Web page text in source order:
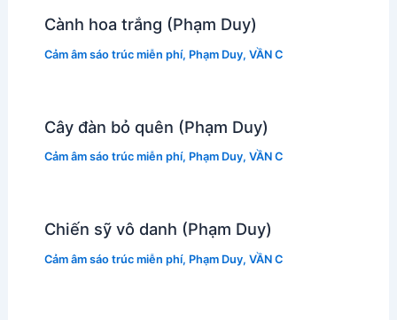
Cành hoa trắng (Phạm Duy)
Cảm âm sáo trúc miễn phí, Phạm Duy, VẦN C
Cây đàn bỏ quên (Phạm Duy)
Cảm âm sáo trúc miễn phí, Phạm Duy, VẦN C
Chiến sỹ vô danh (Phạm Duy)
Cảm âm sáo trúc miễn phí, Phạm Duy, VẦN C